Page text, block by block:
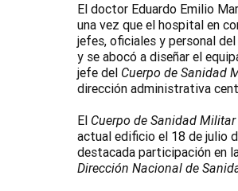
El doctor Eduardo Emilio
una vez que el hospital en
jefes, oficiales y personal
y se abocó a diseñar el
jefe del Cuerpo de Sanidad
dirección administrativa
El Cuerpo de Sanidad Militar
actual edificio el 18 de julio
destacada participación en
Dirección Nacional de